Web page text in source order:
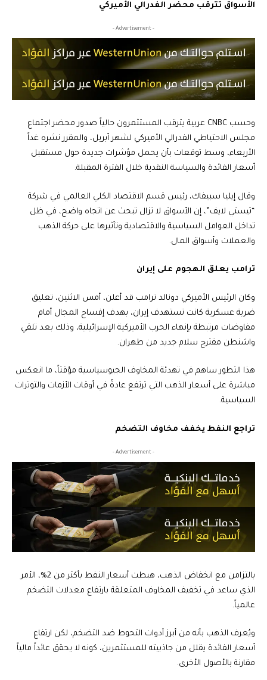
الأسواق تترقب محضر الفدرالي الأميركي
- Advertisement -
وحسب CNBC عربية يترقب المستثمرون حالياً صدور محضر اجتماع
مجلس الاحتياطي الفدرالي الأميركي لشهر أبريل، والمقرر نشره غداً
الأربعاء، وسط توقعات بأن يحمل مؤشرات جديدة حول مستقبل
أسعار الفائدة والسياسة النقدية خلال الفترة المقبلة.
وقال إيليا سبيفاك، رئيس قسم الاقتصاد الكلي العالمي في شركة
“تيستي لايف”، إن الأسواق لا تزال تبحث عن اتجاه واضح، في ظل
تداخل العوامل السياسية والاقتصادية وتأثيرها على حركة الذهب
والعملات وأسواق المال.
ترامب يعلق الهجوم على إيران
وكان الرئيس الأميركي دونالد ترامب قد أعلن، أمس الاثنين، تعليق
ضربة عسكرية كانت تستهدف إيران، بهدف إفساح المجال أمام
مفاوضات مرتبطة بإنهاء الحرب الأميركية الإسرائيلية، وذلك بعد تلقي
واشنطن مقترح سلام جديد من طهران.
هذا التطور ساهم في تهدئة المخاوف الجيوسياسية مؤقتاً، ما انعكس
مباشرة على أسعار الذهب التي ترتفع عادةً في أوقات الأزمات والتوترات
السياسية.
تراجع النفط يخفف مخاوف التضخم
- Advertisement -
بالتزامن مع انخفاض الذهب، هبطت أسعار النفط بأكثر من 2%، الأمر
الذي ساعد في تخفيف المخاوف المتعلقة بارتفاع معدلات التضخم
عالمياً.
ويُعرف الذهب بأنه من أبرز أدوات التحوط ضد التضخم، لكن ارتفاع
أسعار الفائدة يقلل من جاذبيته للمستثمرين، كونه لا يحقق عائداً مالياً
مقارنة بالأصول الأخرى.